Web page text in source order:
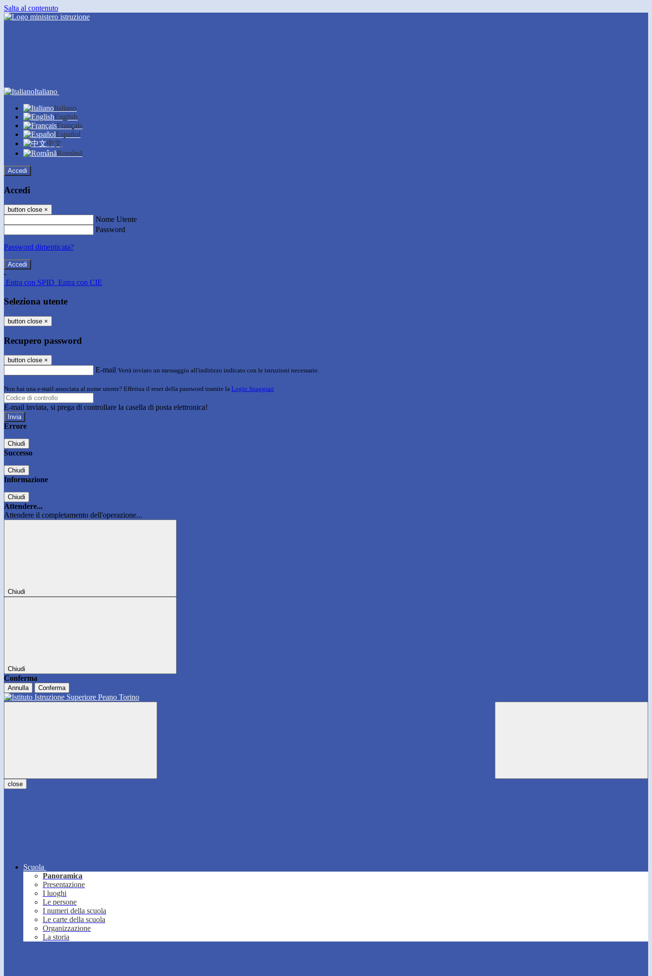
Salta al contenuto
Italiano
Italiano
English
Français
Español
中文
Română
Accedi
Accedi
button close ×
Nome Utente
Password
Password dimenticata?
-
Entra con SPID Entra con CIE
Seleziona utente
button close ×
Recupero password
button close ×
E-mail Verrà inviato un messaggio all'indirizzo indicato con le istruzioni necessarie.
Non hai una e-mail associata al nome utente? Effettua il reset della password tramite la Login Spaggiari
E-mail inviata, si prega di controllare la casella di posta elettronica!
Errore
Chiudi
Successo
Chiudi
Informazione
Chiudi
Attendere...
Attendere il completamento dell'operazione...
Chiudi
Chiudi
Conferma
Annulla Conferma
close
Scuola
Panoramica
Presentazione
I luoghi
Le persone
I numeri della scuola
Le carte della scuola
Organizzazione
La storia